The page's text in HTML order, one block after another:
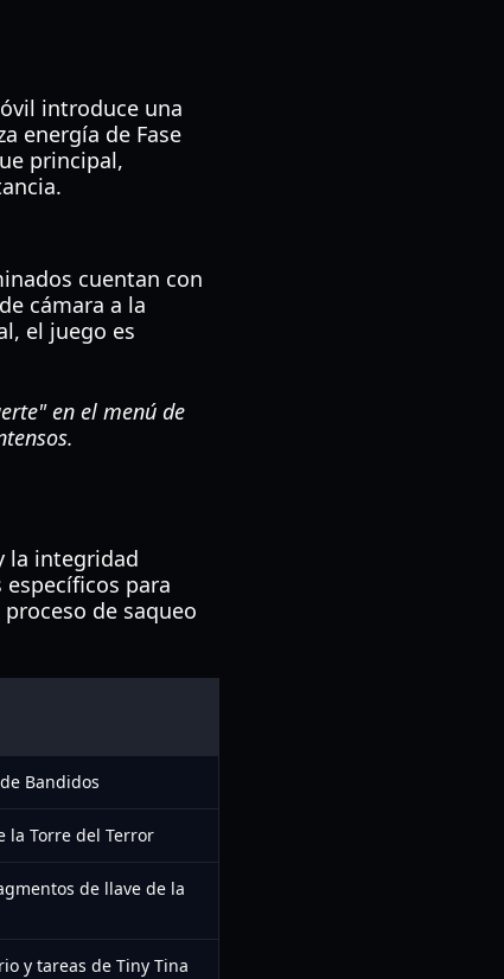
introduce una
energía de Fase
principal,
cuentan con
cámara a la
el juego es
en el menú de
la integridad
para
de saqueo
Bandidos
la Torre del Terror
de llave de la
y tareas de Tiny Tina